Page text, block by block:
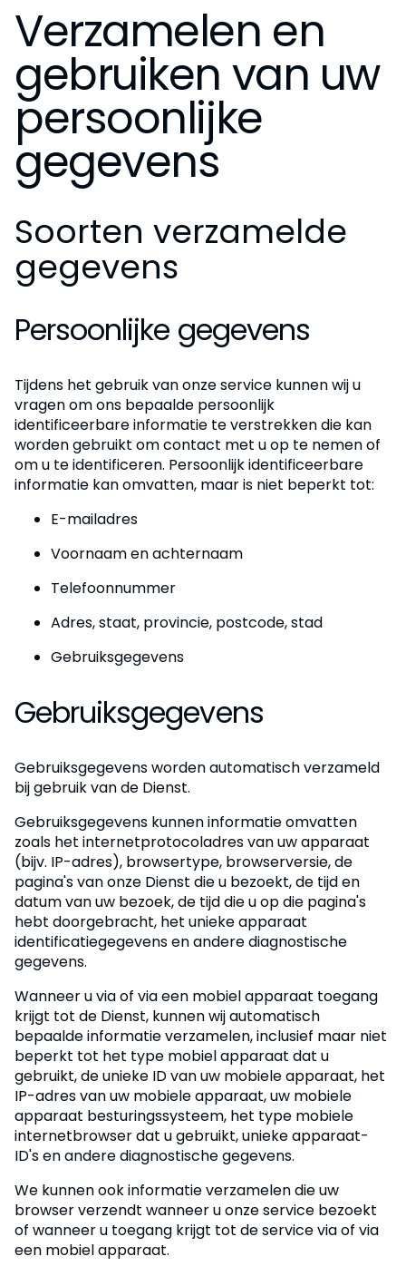
Verzamelen en
gebruiken van uw
persoonlijke
gegevens
Soorten verzamelde
gegevens
Persoonlijke gegevens
Tijdens het gebruik van onze service kunnen wij u
vragen om ons bepaalde persoonlijk
identificeerbare informatie te verstrekken die kan
worden gebruikt om contact met u op te nemen of
om u te identificeren. Persoonlijk identificeerbare
informatie kan omvatten, maar is niet beperkt tot:
E-mailadres
Voornaam en achternaam
Telefoonnummer
Adres, staat, provincie, postcode, stad
Gebruiksgegevens
Gebruiksgegevens
Gebruiksgegevens worden automatisch verzameld
bij gebruik van de Dienst.
Gebruiksgegevens kunnen informatie omvatten
zoals het internetprotocoladres van uw apparaat
(bijv. IP-adres), browsertype, browserversie, de
pagina's van onze Dienst die u bezoekt, de tijd en
datum van uw bezoek, de tijd die u op die pagina's
hebt doorgebracht, het unieke apparaat
identificatiegegevens en andere diagnostische
gegevens.
Wanneer u via of via een mobiel apparaat toegang
krijgt tot de Dienst, kunnen wij automatisch
bepaalde informatie verzamelen, inclusief maar niet
beperkt tot het type mobiel apparaat dat u
gebruikt, de unieke ID van uw mobiele apparaat, het
IP-adres van uw mobiele apparaat, uw mobiele
apparaat besturingssysteem, het type mobiele
internetbrowser dat u gebruikt, unieke apparaat-
ID's en andere diagnostische gegevens.
We kunnen ook informatie verzamelen die uw
browser verzendt wanneer u onze service bezoekt
of wanneer u toegang krijgt tot de service via of via
een mobiel apparaat.